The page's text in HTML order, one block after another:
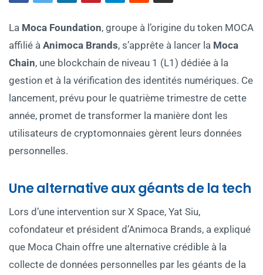
La Moca Foundation, groupe à l’origine du token MOCA
affilié à Animoca Brands, s’apprête à lancer la Moca
Chain, une blockchain de niveau 1 (L1) dédiée à la
gestion et à la vérification des identités numériques. Ce
lancement, prévu pour le quatrième trimestre de cette
année, promet de transformer la manière dont les
utilisateurs de cryptomonnaies gèrent leurs données
personnelles.
Une alternative aux géants de la tech
Lors d’une intervention sur X Space, Yat Siu,
cofondateur et président d’Animoca Brands, a expliqué
que Moca Chain offre une alternative crédible à la
collecte de données personnelles par les géants de la